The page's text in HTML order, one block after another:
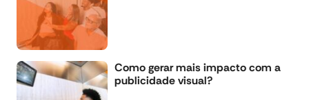
Como gerar mais impacto com a
publicidade visual?